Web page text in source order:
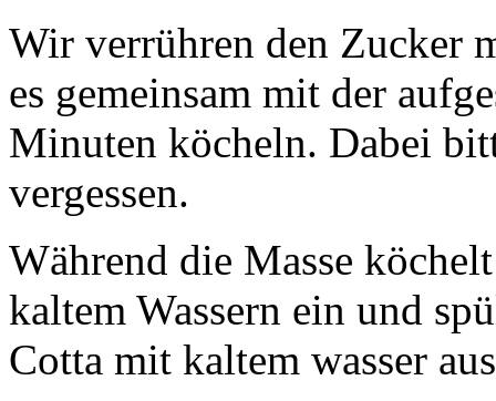
Wir verrühren den Zucker
es gemeinsam mit der
Minuten köcheln. Dabei
vergessen.
Während die Masse
kaltem Wassern ein und
Cotta mit kaltem wasser